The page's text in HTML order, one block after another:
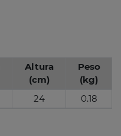
Altura
(cm)
Peso
(kg)
24 0.18